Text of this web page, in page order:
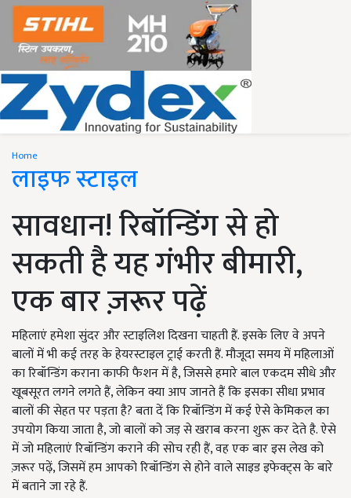
Home
लाइफ स्टाइल
सावधान! रिबॉन्डिंग से हो
सकती है यह गंभीर बीमारी,
एक बार ज़रूर पढ़ें
महिलाएं हमेशा सुंदर और स्टाइलिश दिखना चाहती हैं. इसके लिए वे अपने
बालों में भी कई तरह के हेयरस्टाइल ट्राई करती हैं. मौजूदा समय में महिलाओं
का रिबॉन्डिंग कराना काफी फैशन में है, जिससे हमारे बाल एकदम सीधे और
खूबसूरत लगने लगते हैं, लेकिन क्या आप जानते हैं कि इसका सीधा प्रभाव
बालों की सेहत पर पड़ता है? बता दें कि रिबॉन्डिंग में कई ऐसे केमिकल का
उपयोग किया जाता है, जो बालों को जड़ से खराब करना शुरू कर देते है. ऐसे
में जो महिलाएं रिबॉन्डिंग कराने की सोच रही हैं, वह एक बार इस लेख को
ज़रूर पढ़ें, जिसमें हम आपको रिबॉन्डिंग से होने वाले साइड इफेक्ट्स के बारे
में बताने जा रहे हैं.